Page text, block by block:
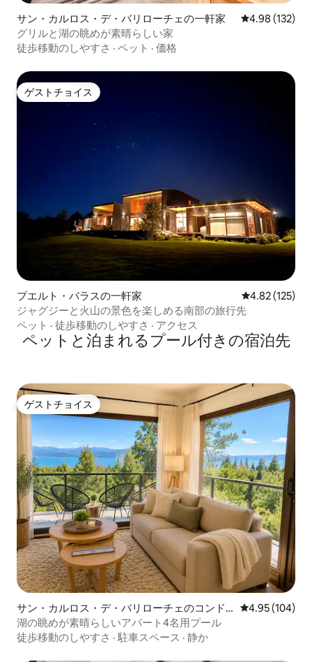
サン・カルロス・デ・バリローチェの一軒家 レビュー132
4.98 (132)
グリルと湖の眺めが素晴らしい家
徒歩移動のしやすさ · ペット · 価格
ゲストチョイス
ゲストチョイス
プエルト・バラスの一軒家 レビュー125
4.82 (125)
ジャグジーと火山の景色を楽しめる南部の旅行先
ペット · 徒歩移動のしやすさ · アクセス
ペットと泊まれるプール付きの宿泊先
ゲストチョイス
ゲストチョイス
サン・カルロス・デ・バリローチェのコンド
ミニアム
レビュー104
4.95 (104)
湖の眺めが素晴らしいアパート4名用プール
徒歩移動のしやすさ ·駐車スペース · 静か